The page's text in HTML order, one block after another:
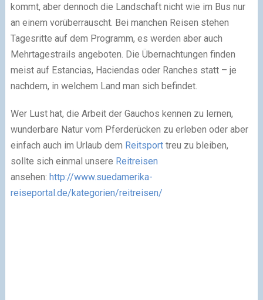
kommt, aber dennoch die Landschaft nicht wie im Bus nur
an einem vorüberrauscht. Bei manchen Reisen stehen
Tagesritte auf dem Programm, es werden aber auch
Mehrtagestrails angeboten. Die Übernachtungen finden
meist auf Estancias, Haciendas oder Ranches statt – je
nachdem, in welchem Land man sich befindet.
Wer Lust hat, die Arbeit der Gauchos kennen zu lernen,
wunderbare Natur vom Pferderücken zu erleben oder aber
einfach auch im Urlaub dem Reitsporttreu zu bleiben,
sollte sich einmal unsere Reitreisen
ansehen: http://www.suedamerika-
reiseportal.de/kategorien/reitreisen/